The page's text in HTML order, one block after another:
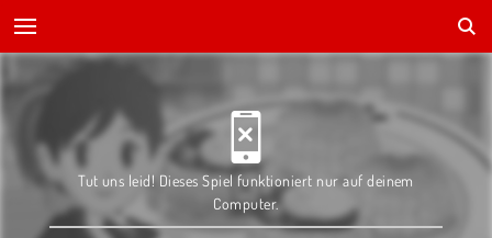
Tut uns leid! Dieses Spiel funktioniert nur auf deinem
Computer.